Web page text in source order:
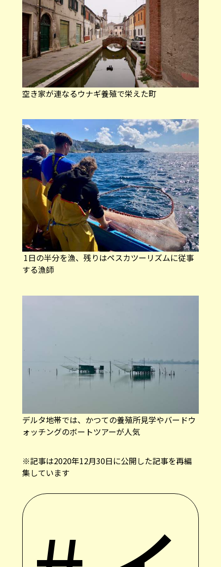
空き家が連なるウナギ養殖で栄えた町
1日の半分を漁、残りはペスカツーリズムに従事
する漁師
デルタ地帯では、かつての養殖所見学やバードウ
ォッチングのボートツアーが人気
※記事は2020年12月30日に公開した記事を再編
集しています
#イ